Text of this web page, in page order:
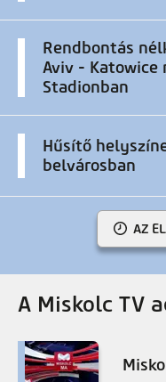
Rendbontás
Aviv - Katowice
Stadionban
Hűsítő
belvárosban
AZ
A Miskolc TV